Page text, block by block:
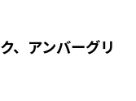
、アンバーグリ